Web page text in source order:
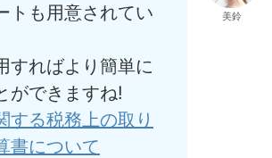
トも用意されてい
すればより簡単に
ができますね!
する税務上の取り
書について
美鈴